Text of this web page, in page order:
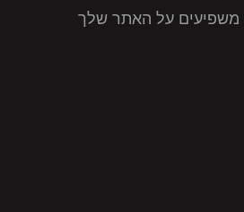
משפיעים על האתר שלך